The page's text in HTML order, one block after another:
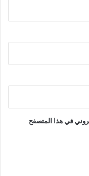
في هذا المتصفح